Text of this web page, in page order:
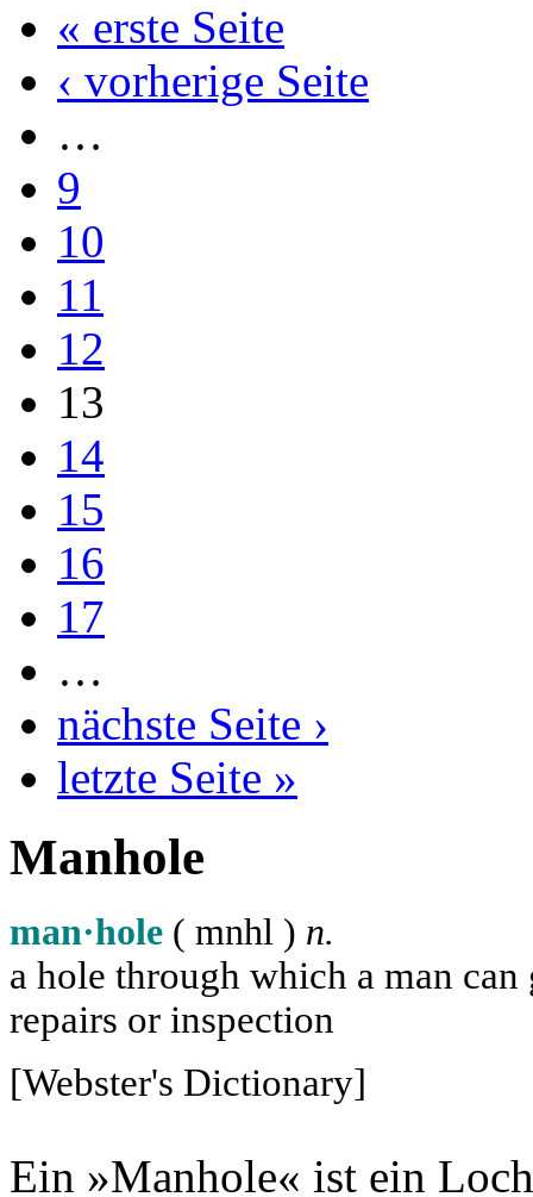
« erste Seite
‹ vorherige Seite
…
9
10
11
12
13
14
15
16
17
…
nächste Seite ›
letzte Seite »
Manhole
man·hole ( mnhl ) n.
a hole through which a man
repairs or inspection
[Webster's Dictionary]
Ein »Manhole« ist ein